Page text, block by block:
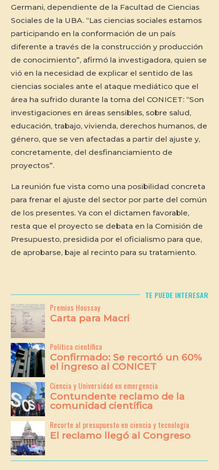
Germani, dependiente de la Facultad de Ciencias
Sociales de la UBA. “Las ciencias sociales estamos
participando en la conformación de un país
diferente a través de la construcción y producción
de conocimiento”, afirmó la investigadora, quien se
vió en la necesidad de explicar el sentido de las
ciencias sociales ante el ataque mediático que el
área ha sufrido durante la toma del CONICET: “Son
investigaciones en áreas sensibles, sobre salud,
educación, trabajo, vivienda, derechos humanos, de
género, que se ven afectadas a partir del ajuste y,
concretamente, del desfinanciamiento de
proyectos”.
La reunión fue vista como una posibilidad concreta
para frenar el ajuste del sector por parte del común
de los presentes. Ya con el dictamen favorable,
resta que el proyecto se debata en la Comisión de
Presupuesto, presidida por el oficialismo para que,
de aprobarse, baje al recinto para su tratamiento.
TE PUEDE INTERESAR
Premios Houssay
Carta para Macri
Política científica
Confirmado: Se recortó un 60%
el ingreso al CONICET
Ciencia y Universidad en emergencia
Contundente reclamo de la
comunidad científica
Recorte al presupuesto en ciencia y tecnología
El reclamo llegó al Congreso